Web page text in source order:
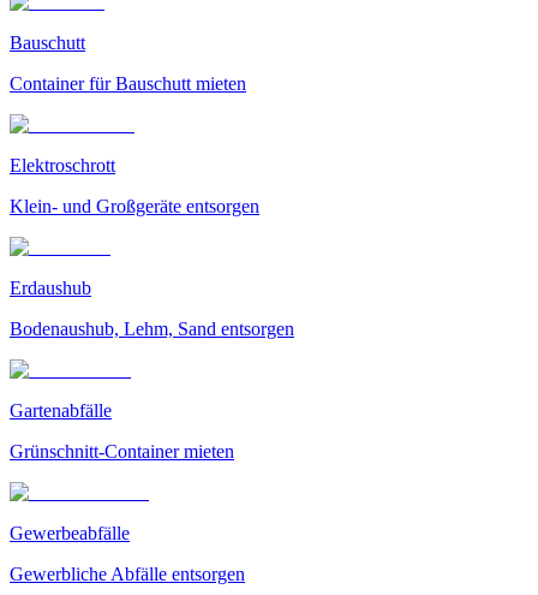
Bauschutt
Container für Bauschutt mieten
Elektroschrott
Klein- und Großgeräte entsorgen
Erdaushub
Bodenaushub, Lehm, Sand entsorgen
Gartenabfälle
Grünschnitt-Container mieten
Gewerbeabfälle
Gewerbliche Abfälle entsorgen